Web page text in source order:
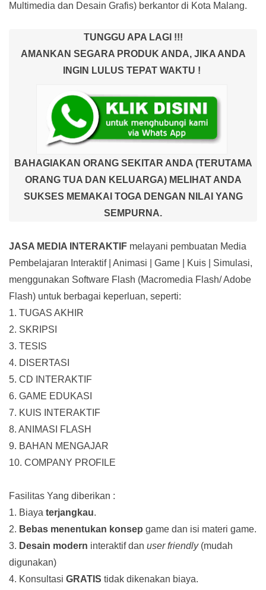
Multimedia dan Desain Grafis) berkantor di Kota Malang.
TUNGGU APA LAGI !!!
AMANKAN SEGARA PRODUK ANDA, JIKA ANDA
INGIN LULUS TEPAT WAKTU !
BAHAGIAKAN ORANG SEKITAR ANDA (TERUTAMA
ORANG TUA DAN KELUARGA) MELIHAT ANDA
SUKSES MEMAKAI TOGA DENGAN NILAI YANG
SEMPURNA.
JASA MEDIA INTERAKTIF melayani pembuatan Media
Pembelajaran Interaktif| Animasi | Game | Kuis | Simulasi,
menggunakan Software Flash (Macromedia Flash/ Adobe
Flash) untuk berbagai keperluan, seperti:
1. TUGAS AKHIR
2. SKRIPSI
3. TESIS
4. DISERTASI
5. CD INTERAKTIF
6. GAME EDUKASI
7. KUIS INTERAKTIF
8. ANIMASI FLASH
9. BAHAN MENGAJAR
10. COMPANY PROFILE
Fasilitas Yang diberikan :
1. Biaya terjangkau.
2. Bebas menentukan konsep game dan isi materi game.
3. Desain modern interaktif dan user friendly(mudah
digunakan)
4. Konsultasi GRATIS tidak dikenakan biaya.